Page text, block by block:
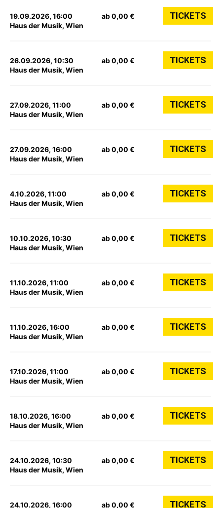
19.09.2026, 16:00
Haus der Musik, Wien
ab 0,00 € TICKETS
26.09.2026, 10:30
Haus der Musik, Wien
ab 0,00 € TICKETS
27.09.2026, 11:00
Haus der Musik, Wien
ab 0,00 € TICKETS
27.09.2026, 16:00
Haus der Musik, Wien
ab 0,00 € TICKETS
4.10.2026, 11:00
Haus der Musik, Wien
ab 0,00 € TICKETS
10.10.2026, 10:30
Haus der Musik, Wien
ab 0,00 € TICKETS
11.10.2026, 11:00
Haus der Musik, Wien
ab 0,00 € TICKETS
11.10.2026, 16:00
Haus der Musik, Wien
ab 0,00 € TICKETS
17.10.2026, 11:00
Haus der Musik, Wien
ab 0,00 € TICKETS
18.10.2026, 16:00
Haus der Musik, Wien
ab 0,00 € TICKETS
24.10.2026, 10:30
Haus der Musik, Wien
ab 0,00 € TICKETS
24.10.2026, 16:00 ab 0,00 € TICKETS